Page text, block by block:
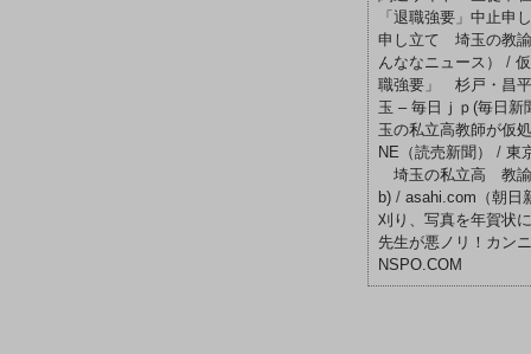
「退職強要」中止申
申し立て 埼玉の教
んななニュース）
/
職強要」 杉戸・昌
玉 – 毎日ｊｐ(毎日新
玉の私立高教師が仮
NE（読売新聞）
/ 東
埼玉の私立高 教諭
b) / asahi.com（朝日
刈り、写真を年賀状
先生が悪ノリ！カン
NSPO.COM